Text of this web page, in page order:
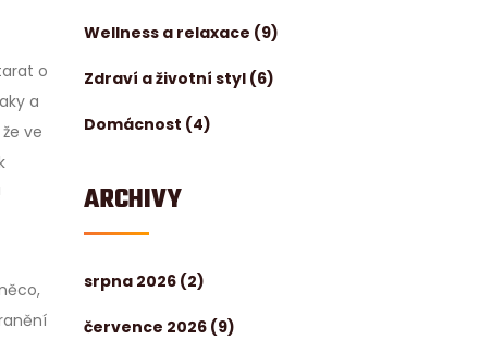
Wellness a relaxace (9)
Zdraví a životní styl (6)
Domácnost (4)
ARCHIVY
srpna 2026 (2)
července 2026 (9)
o
a
ve